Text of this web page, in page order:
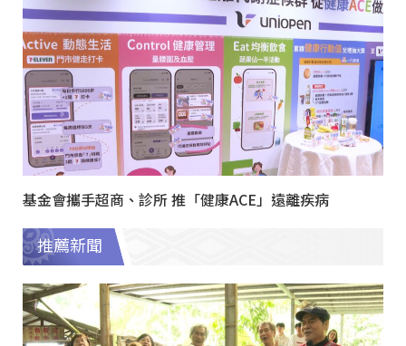
基金會攜手超商、診所 推「健康ACE」遠離疾病
推薦新聞